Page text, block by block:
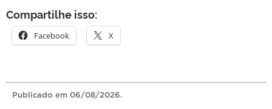
Compartilhe isso:
Facebook X
Publicado em 06/08/2026.